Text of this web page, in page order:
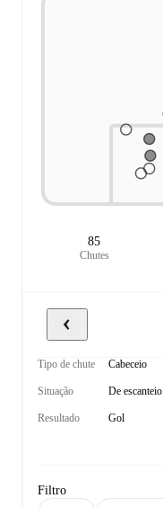
85
Chutes
Tipo de chute Cabeceio
Situação De escanteio
Resultado Gol
Filtro